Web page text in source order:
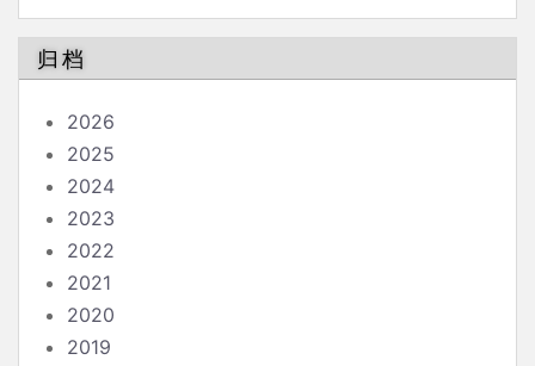
归档
2026
2025
2024
2023
2022
2021
2020
2019